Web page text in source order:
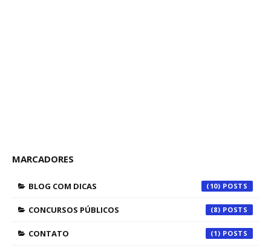
MARCADORES
BLOG COM DICAS (10)
CONCURSOS PÚBLICOS (8)
CONTATO (1)